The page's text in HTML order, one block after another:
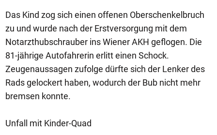
Das Kind zog sich einen offenen Oberschenkelbruch
zu und wurde nach der Erstversorgung mit dem
Notarzthubschrauber ins Wiener AKH geflogen. Die
81-jährige Autofahrerin erlitt einen Schock.
Zeugenaussagen zufolge dürfte sich der Lenker des
Rads gelockert haben, wodurch der Bub nicht mehr
bremsen konnte.
Unfall mit Kinder-Quad